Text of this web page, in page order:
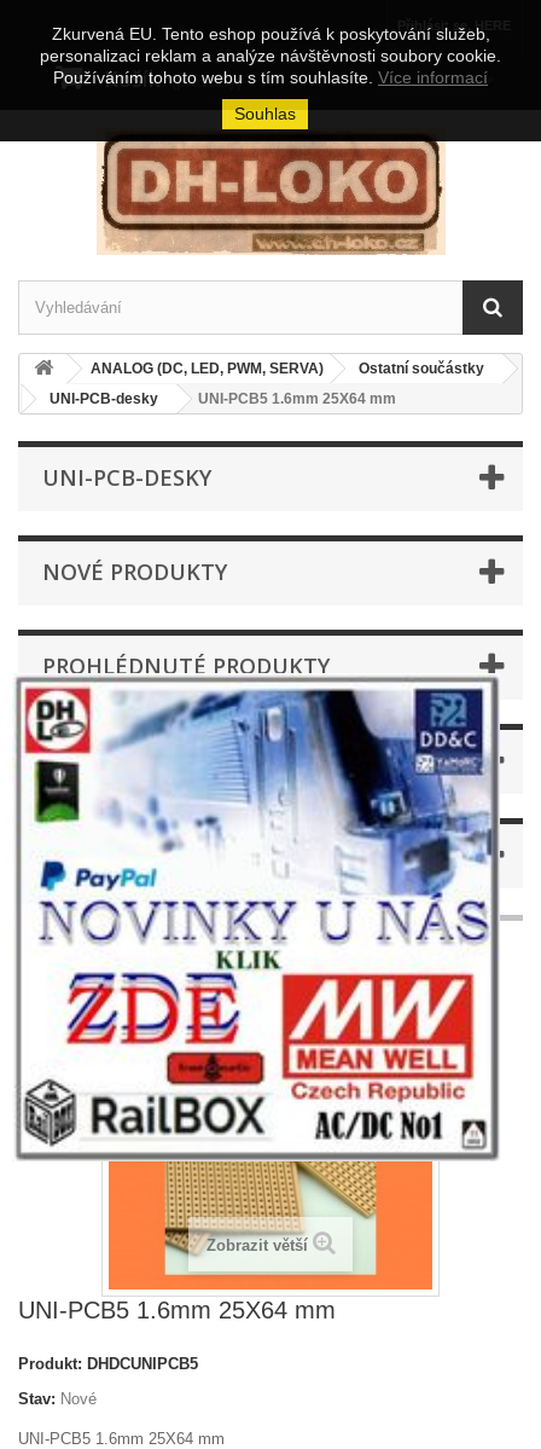
Přihlásit se, HERE
Košík (prázdný)
ANALOG (DC, LED, PWM, SERVA)
Ostatní součástky
UNI-PCB-desky
UNI-PCB5 1.6mm 25X64 mm
UNI-PCB-DESKY
NOVÉ PRODUKTY
PROHLÉDNUTÉ PRODUKTY
ODBĚR NOVINEK
INFORMACE
Zobrazit větší
UNI-PCB5 1.6mm 25X64 mm
Produkt: DHDCUNIPCB5
Stav: Nové
UNI-PCB5 1.6mm 25X64 mm
Zkurvená EU. Tento eshop používá k poskytování služeb,
personalizaci reklam a analýze návštěvnosti soubory cookie.
Používáním tohoto webu s tím souhlasíte. Více informací
Souhlas